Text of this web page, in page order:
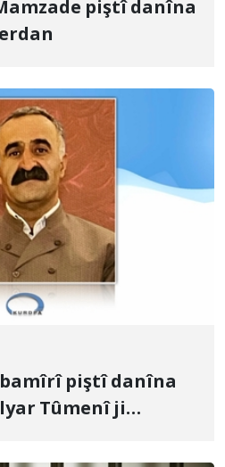
piştî danîna
piştî danîna
Tûmenî ji